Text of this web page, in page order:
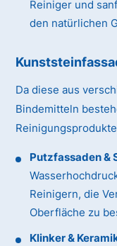
Reiniger und
den natürlichen
Da diese aus
Bindemitteln
Putzfassaden &
Reinigern, die
Oberfläche zu
Klinker &